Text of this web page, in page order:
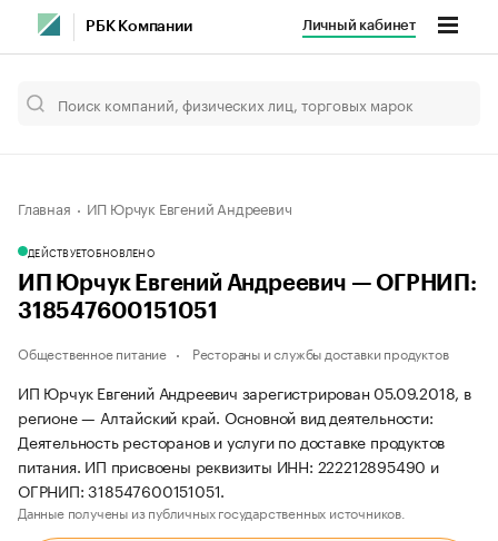
РБК Компании Личный кабинет
Главная ИП Юрчук Евгений Андреевич
ДЕЙСТВУЕТОБНОВЛЕНО
ИП Юрчук Евгений Андреевич — ОГРНИП:
318547600151051
Общественное питание Рестораны и службы доставки продуктов
ИП Юрчук Евгений Андреевич зарегистрирован 05.09.2018, в
регионе — Алтайский край. Основной вид деятельности:
Деятельность ресторанов и услуги по доставке продуктов
питания. ИП присвоены реквизиты ИНН: 222212895490 и
ОГРНИП: 318547600151051.
Данные получены из публичных государственных источников.